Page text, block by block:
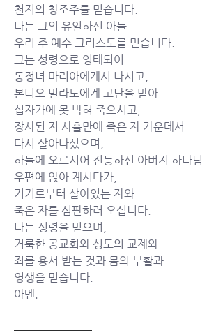
천지의 창조주를 믿습니다.
나는 그의 유일하신 아들
우리 주 예수 그리스도를 믿습니다.
그는 성령으로 잉태되어
동정녀 마리아에게서 나시고,
본디오 빌라도에게 고난을 받아
십자가에 못 박혀 죽으시고,
장사된 지 사흘만에 죽은 자 가운데서
다시 살아나셨으며,
하늘에 오르시어 전능하신 아버지 하나님
우편에 앉아 계시다가,
거기로부터 살아있는 자와
죽은 자를 심판하러 오십니다.
나는 성령을 믿으며,
거룩한 공교회와 성도의 교제와
죄를 용서 받는 것과 몸의 부활과
영생을 믿습니다.
아멘.